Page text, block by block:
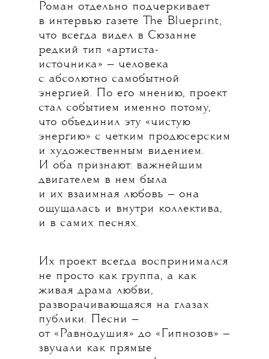
Роман отдельно подчеркивает
в интервью газете The Blueprint,
что всегда видел в Сюзанне
редкий тип «артиста-
источника» — человека
с абсолютно самобытной
энергией. По его мнению, проект
стал событием именно потому,
что объединил эту «чистую
энергию» с четким продюсерским
и художественным видением.
И оба признают: важнейшим
двигателем в нем была
и их взаимная любовь — она
ощущалась и внутри коллектива,
и в самих песнях.
Их проект всегда воспринимался
не просто как группа, а как
живая драма любви,
разворачивающаяся на глазах
публики. Песни —
от «Равнодушия» до «Гипнозов» —
звучали как прямые